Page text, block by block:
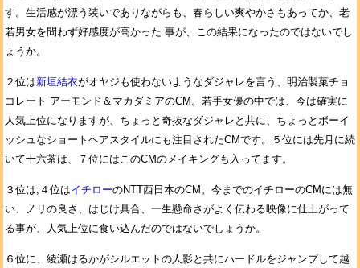
す。生活感が漂う装いでありながらも、春らしい爽やかさもあってか、老
若男女を問わず好感度が高かった 事が、この結果になったのではないでし
ょうか。
２位は新垣結衣がオヤジも使わないようなダジャレを言う、明治製菓チョ
コレート アーモンド＆マカダミアのCM。若手女優の中では、今は確実に
人気上位になりますが、ちょっと奇抜なダジャレと共に、ちょっとボーイ
ッシュなショートヘアスタイルにも注目されたCMです。５位には先月に続
いて十六茶は、７位にはこのCMのメイキングも入ってます。
３位は,４位はイチローのNTT西日本のCM。今までのイチローのCMには無
い、ノリの良さ、はじけ具合、一生懸命さがよく伝わる映像に仕上がって
る事が、人気上位に食い込んだのではないでしょうか。
６位に、綾瀬はるかがシルエットの人影と共にハードルをジャンプして越